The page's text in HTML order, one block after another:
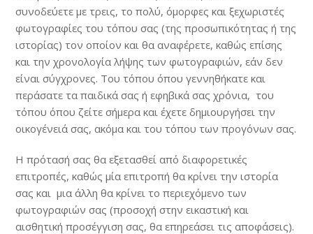
συνοδεύετε με τρεις, το πολύ, όμορφες και ξεχωριστές
φωτογραφίες του τόπου σας (της προσωπικότητας ή της
ιστορίας) τον οποίον και θα αναφέρετε, καθώς επίσης
και την χρονολογία λήψης των φωτογραφιών, εάν δεν
είναι σύγχρονες. Του τόπου όπου γεννηθήκατε και
περάσατε τα παιδικά σας ή εφηβικά σας χρόνια, του
τόπου όπου ζείτε σήμερα και έχετε δημιουργήσει την
οικογένειά σας, ακόμα και του τόπου των προγόνων σας.
Η πρότασή σας θα εξετασθεί από διαφορετικές
επιτροπές, καθώς μία επιτροπή θα κρίνει την ιστορία
σας και μια άλλη θα κρίνει το περιεχόμενο των
φωτογραφιών σας (προσοχή στην εικαστική και
αισθητική προσέγγιση σας, θα επηρεάσει τις αποφάσεις).